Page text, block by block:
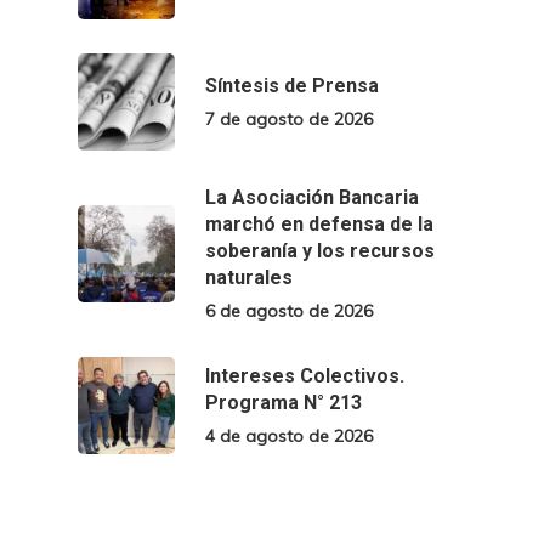
Síntesis de Prensa
7 de agosto de 2026
La Asociación Bancaria
marchó en defensa de la
soberanía y los recursos
naturales
6 de agosto de 2026
Intereses Colectivos.
Programa N° 213
4 de agosto de 2026